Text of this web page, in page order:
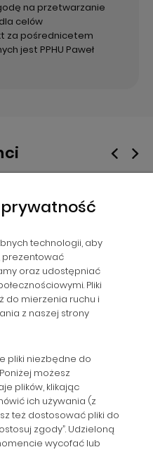
na przetwarzanie
celów
za pośrednicetem
jest PPHU Paweł
prywatność
technologii, aby
prezentować
oraz udostępniać
Pliki
do mierzenia ruchu i
z naszej strony
pliki niezbędne do
możesz
plików, klikając
ich używania (z
też dostosować pliki do
zgody”. Udzieloną
wycofać lub